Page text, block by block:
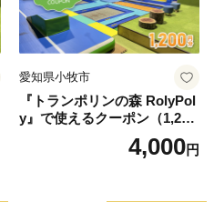
愛知県小牧市
『トランポリンの森 RolyPol
y』で使えるクーポン（1,200
4,000円